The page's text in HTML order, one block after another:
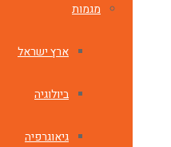
מגמות
ארץ ישראל
ביולוגיה
גיאוגרפיה